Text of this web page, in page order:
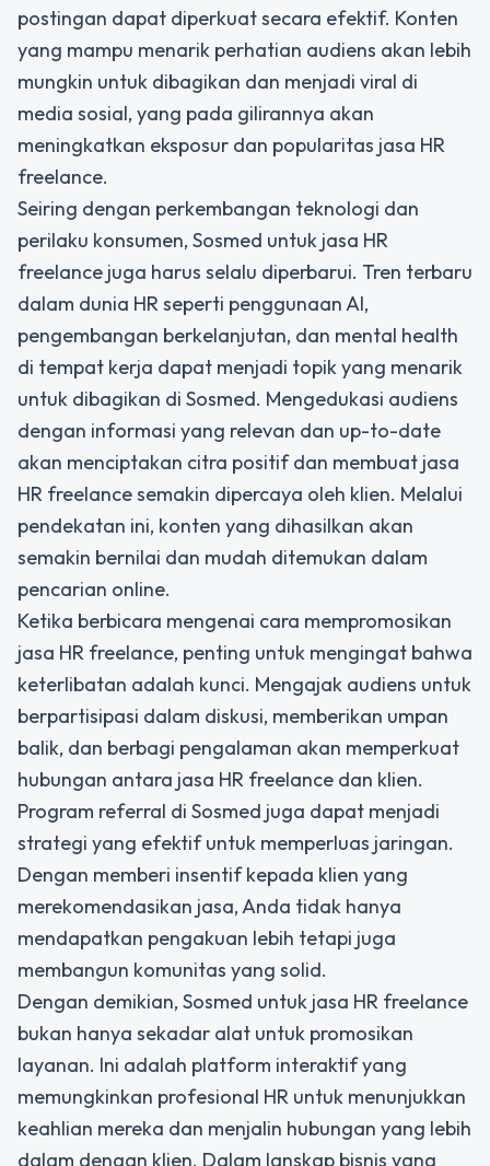
postingan dapat diperkuat secara efektif. Konten
yang mampu menarik perhatian audiens akan lebih
mungkin untuk dibagikan dan menjadi viral di
media sosial, yang pada gilirannya akan
meningkatkan eksposur dan popularitas jasa HR
freelance.
Seiring dengan perkembangan teknologi dan
perilaku konsumen, Sosmed untuk jasa HR
freelance juga harus selalu diperbarui. Tren terbaru
dalam dunia HR seperti penggunaan AI,
pengembangan berkelanjutan, dan mental health
di tempat kerja dapat menjadi topik yang menarik
untuk dibagikan di Sosmed. Mengedukasi audiens
dengan informasi yang relevan dan up-to-date
akan menciptakan citra positif dan membuat jasa
HR freelance semakin dipercaya oleh klien. Melalui
pendekatan ini, konten yang dihasilkan akan
semakin bernilai dan mudah ditemukan dalam
pencarian online.
Ketika berbicara mengenai cara mempromosikan
jasa HR freelance, penting untuk mengingat bahwa
keterlibatan adalah kunci. Mengajak audiens untuk
berpartisipasi dalam diskusi, memberikan umpan
balik, dan berbagi pengalaman akan memperkuat
hubungan antara jasa HR freelance dan klien.
Program referral di Sosmed juga dapat menjadi
strategi yang efektif untuk memperluas jaringan.
Dengan memberi insentif kepada klien yang
merekomendasikan jasa, Anda tidak hanya
mendapatkan pengakuan lebih tetapi juga
membangun komunitas yang solid.
Dengan demikian, Sosmed untuk jasa HR freelance
bukan hanya sekadar alat untuk promosikan
layanan. Ini adalah platform interaktif yang
memungkinkan profesional HR untuk menunjukkan
keahlian mereka dan menjalin hubungan yang lebih
dalam dengan klien. Dalam lanskap bisnis yang